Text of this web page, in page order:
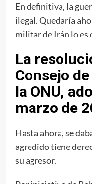
En definitiva, la
ilegal. Quedaría
militar de Irán lo es
La
Consejo
la ONU,
marzo de
Hasta ahora, se
agredido tiene
su agresor.